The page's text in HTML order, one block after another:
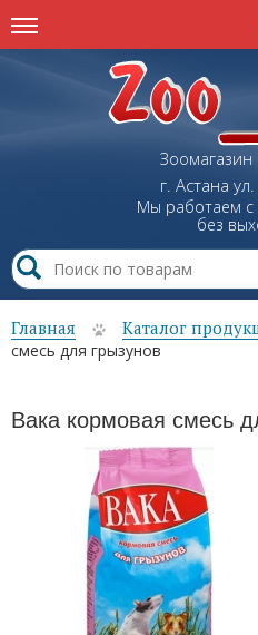
Зоомагазин
г. Астана ул.
Мы работаем с
без
Главная Каталог
смесь для грызунов
Вака кормовая смесь